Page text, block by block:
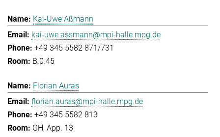
Kai-Uwe Aßmann
kai-uwe.assmann@mpi-halle.mpg.de
+49 345 5582 871/731
B.0.45
Florian Auras
florian.auras@mpi-halle.mpg.de
+49 345 5582 813
GH, App. 13